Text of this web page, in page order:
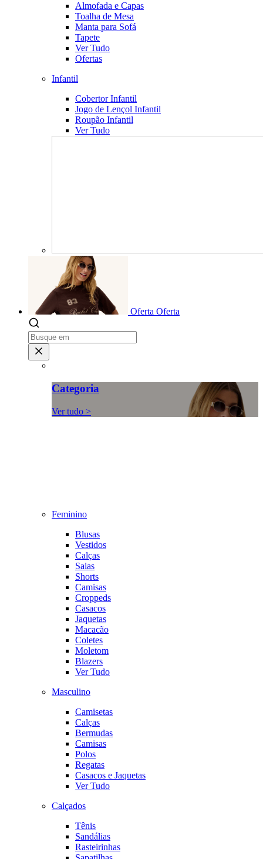
Almofada e Capas
Toalha de Mesa
Manta para Sofá
Tapete
Ver Tudo
Ofertas
Infantil
Cobertor Infantil
Jogo de Lençol Infantil
Roupão Infantil
Ver Tudo
Oferta Oferta
Categoria
Ver tudo >
Feminino
Blusas
Vestidos
Calças
Saias
Shorts
Camisas
Croppeds
Casacos
Jaquetas
Macacão
Coletes
Moletom
Blazers
Ver Tudo
Masculino
Camisetas
Calças
Bermudas
Camisas
Polos
Regatas
Casacos e Jaquetas
Ver Tudo
Calçados
Tênis
Sandálias
Rasteirinhas